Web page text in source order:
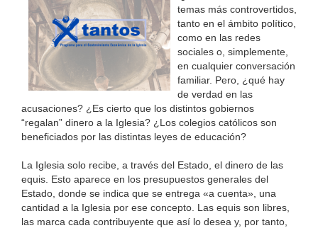
temas más controvertidos,
tanto en el ámbito político,
como en las redes
sociales o, simplemente,
en cualquier conversación
familiar. Pero, ¿qué hay
de verdad en las
acusaciones? ¿Es cierto que los distintos gobiernos
“regalan” dinero a la Iglesia? ¿Los colegios católicos son
beneficiados por las distintas leyes de educación?
La Iglesia solo recibe, a través del Estado, el dinero de las
equis. Esto aparece en los presupuestos generales del
Estado, donde se indica que se entrega «a cuenta», una
cantidad a la Iglesia por ese concepto. Las equis son libres,
las marca cada contribuyente que así lo desea y, por tanto,